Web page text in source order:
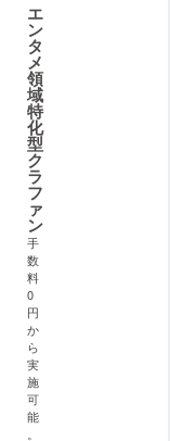
エ
ン
タ
メ
領
域
特
化
型
ク
ラ
フ
ァ
ン
手
数
料
0
円
か
ら
実
施
可
能